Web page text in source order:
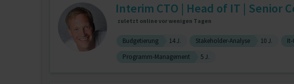
Interim CTO | Head of IT | Senior
zuletzt online vor wenigen Tagen
Budgetierung 14 J. Stakeholder-Analyse 10 J.
Programm-Management
5 J.